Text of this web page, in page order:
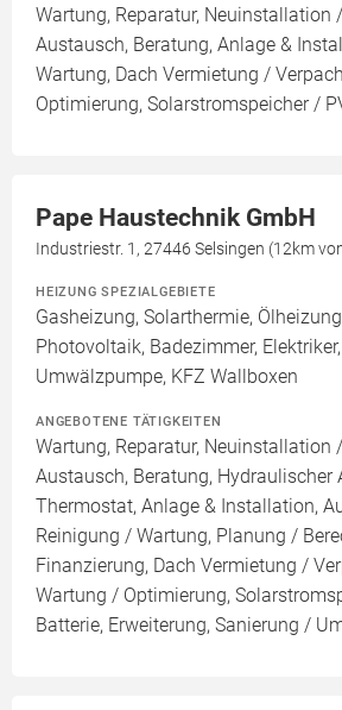
Wartung, Reparatur, Neuinstallation
Austausch, Beratung, Anlage &
Wartung, Dach Vermietung /
Optimierung, Solarstromspeicher /
Pape Haustechnik GmbH
Industriestr. 1, 27446 Selsingen (12km
HEIZUNG SPEZIALGEBIETE
Gasheizung, Solarthermie,
Photovoltaik, Badezimmer,
Umwälzpumpe, KFZ Wallboxen
ANGEBOTENE TÄTIGKEITEN
Wartung, Reparatur, Neuinstallation
Austausch, Beratung, Hydraulischer
Thermostat, Anlage & Installation,
Reinigung / Wartung, Planung /
Finanzierung, Dach Vermietung /
Wartung / Optimierung,
Batterie, Erweiterung, Sanierung /